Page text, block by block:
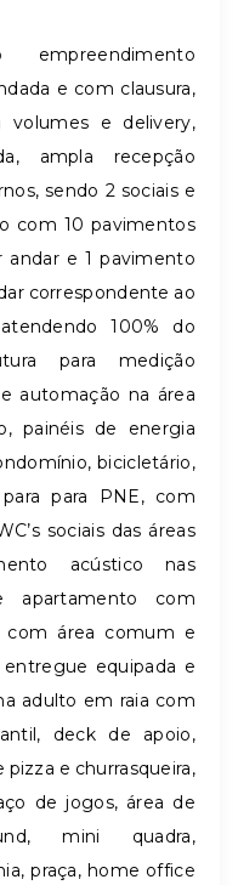
e com clausura,
volumes e delivery,
ampla recepção
sendo 2 sociais e
com 10 pavimentos
e 1 pavimento
correspondente ao
100% do
para medição
automação na área
painéis de energia
bicicletário,
para PNE, com
sociais das áreas
acústico nas
apartamento com
com área comum e
equipada e
adulto em raia com
deck de apoio,
e churrasqueira,
de jogos, área de
mini quadra,
praça, home office